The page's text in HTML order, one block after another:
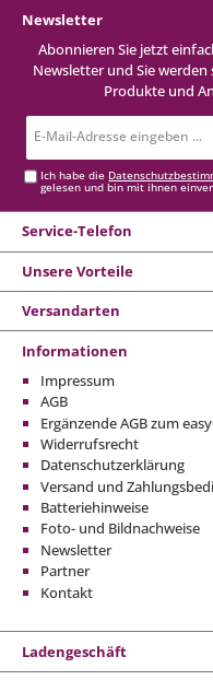
Newsletter
Abonnieren Sie jetzt
Newsletter und Sie
Produkte und
Ich habe die
gelesen und bin mit ihnen
Service-Telefon
Unsere Vorteile
Versandarten
Informationen
Impressum
AGB
Ergänzende AGB zum
Widerrufsrecht
Datenschutzerklärung
Versand und
Batteriehinweise
Foto- und Bildnachweise
Newsletter
Partner
Kontakt
Ladengeschäft